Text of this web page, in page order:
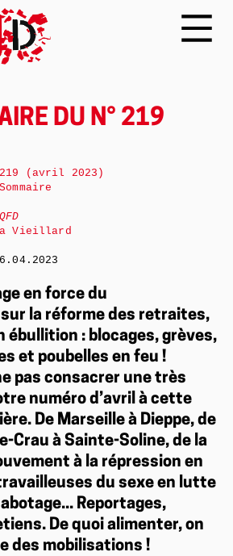
DU N° 219
en force du
la réforme des retraites,
ébullition : blocages, grèves,
et poubelles en feu !
pas consacrer une très
numéro d’avril à cette
De Marseille à Dieppe, de
Crau à Sainte-Soline, de la
à la répression en
du sexe en lutte
Reportages,
De quoi alimenter, on
des mobilisations !
(avril 2023)
Sommaire
Vieillard